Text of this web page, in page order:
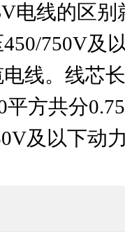
电线的区别
450/750V及
线。线芯
平方共分
及以下动